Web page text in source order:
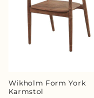
Wikholm Form York
Karmstol